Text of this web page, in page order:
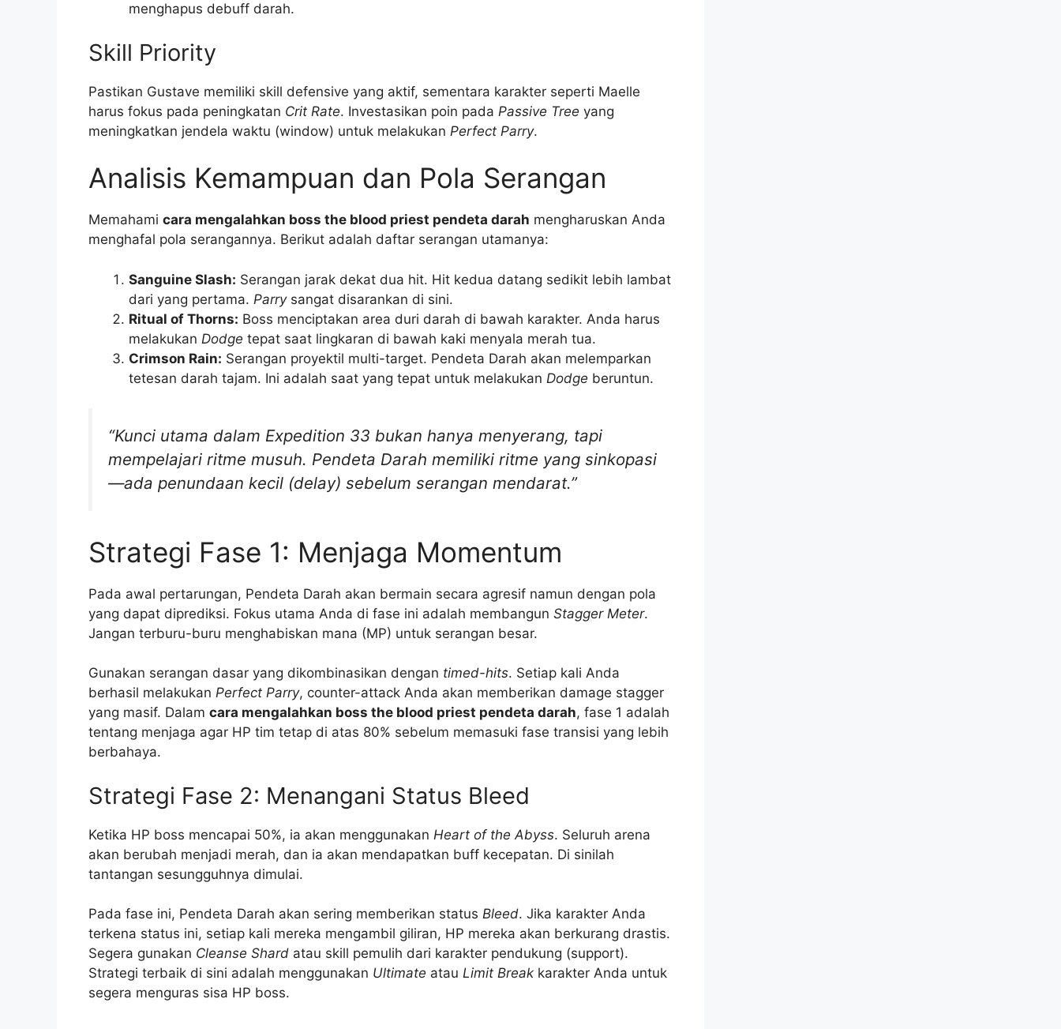
menghapus debuff darah.
Skill Priority
Pastikan Gustave memiliki skill defensive yang aktif, sementara karakter seperti Maelle
harus fokus pada peningkatan Crit Rate. Investasikan poin pada Passive Tree yang
meningkatkan jendela waktu (window) untuk melakukan Perfect Parry.
Analisis Kemampuan dan Pola Serangan
Memahami cara mengalahkan boss the blood priest pendeta darah mengharuskan Anda
menghafal pola serangannya. Berikut adalah daftar serangan utamanya:
Sanguine Slash: Serangan jarak dekat dua hit. Hit kedua datang sedikit lebih lambat
dari yang pertama. Parrysangat disarankan di sini.
Ritual of Thorns: Boss menciptakan area duri darah di bawah karakter. Anda harus
melakukan Dodge tepat saat lingkaran di bawah kaki menyala merah tua.
Crimson Rain: Serangan proyektil multi-target. Pendeta Darah akan melemparkan
tetesan darah tajam. Ini adalah saat yang tepat untuk melakukan Dodge beruntun.
“Kunci utama dalam Expedition 33 bukan hanya menyerang, tapi
mempelajari ritme musuh. Pendeta Darah memiliki ritme yang sinkopasi
—ada penundaan kecil (delay) sebelum serangan mendarat.”
Strategi Fase 1: Menjaga Momentum
Pada awal pertarungan, Pendeta Darah akan bermain secara agresif namun dengan pola
yang dapat diprediksi. Fokus utama Anda di fase ini adalah membangun Stagger Meter.
Jangan terburu-buru menghabiskan mana (MP) untuk serangan besar.
Gunakan serangan dasar yang dikombinasikan dengan timed-hits. Setiap kali Anda
berhasil melakukan Perfect Parry, counter-attack Anda akan memberikan damage stagger
yang masif. Dalam cara mengalahkan boss the blood priest pendeta darah, fase 1 adalah
tentang menjaga agar HP tim tetap di atas 80% sebelum memasuki fase transisi yang lebih
berbahaya.
Strategi Fase 2: Menangani Status Bleed
Ketika HP boss mencapai 50%, ia akan menggunakan Heart of the Abyss. Seluruh arena
akan berubah menjadi merah, dan ia akan mendapatkan buff kecepatan. Di sinilah
tantangan sesungguhnya dimulai.
Pada fase ini, Pendeta Darah akan sering memberikan status Bleed. Jika karakter Anda
terkena status ini, setiap kali mereka mengambil giliran, HP mereka akan berkurang drastis.
Segera gunakan Cleanse Shard atau skill pemulih dari karakter pendukung (support).
Strategi terbaik di sini adalah menggunakan Ultimate atau Limit Break karakter Anda untuk
segera menguras sisa HP boss.